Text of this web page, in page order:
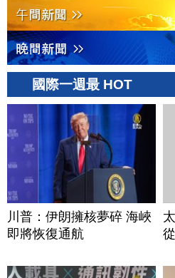
國際一週最 HOT
川普：伊朗擁核夢碎 海峽
即將恢復通航